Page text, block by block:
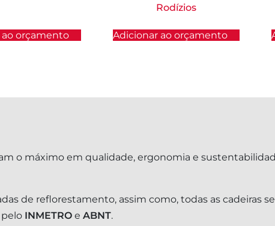
orçamento
Rodízios
Adicionar ao orçamento
o máximo em qualidade, ergonomia e
de reflorestamento, assim como, todas as cadeiras
INMETRO e ABNT.